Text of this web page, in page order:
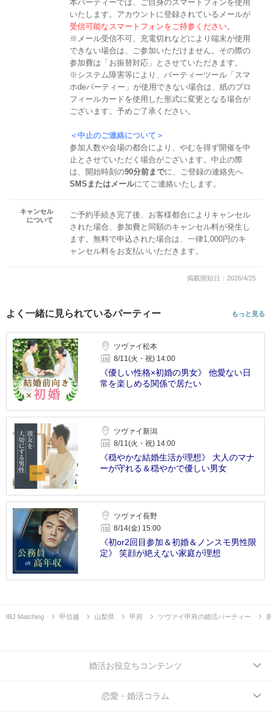
本パーティーでは、ご自身のスマートフォンを使用
いたします。アカウントに登録されているメールが
受信可能なスマートフォンをご持参ください。
※メール受信不可、充電切れなどにより端末が使用
できない場合は、ご参加いただけません。その際の
参加費は「お振替対応」とさせていただきます。
※システム障害等により、パーティーツール「スマ
ホdeパーティー」が使用できない場合は、紙のプロ
フィールカードを使用した形式に変更となる場合が
ございます。予めご了承ください。
＜中止のご連絡について＞
参加人数や会場の都合により、やむを得ず開催を中
止とさせていただく場合がございます。中止の際
は、開始時刻の90分前までに、ご登録の連絡先へ
SMSまたはメールにてご連絡いたします。
キャンセル
について
ご予約手続き完了後、お客様都合によりキャンセル
された場合、参加費と同額のキャンセル料が発生し
ます。無料で申込された場合は、一律1,000円のキ
ャンセル料をお支払いいただきます。
掲載開始日：2026/4/25
よく一緒に見られているパーティー もっと見る
ツヴァイ松本
8/11(火・祝) 14:00
《優しい性格×初婚の男女》 他愛ない日
常を楽しめる関係で居たい
ツヴァイ新潟
8/11(火・祝) 14:00
《穏やかな結婚生活が理想》 大人のマナ
ーが守れる＆穏やかで優しい男女
ツヴァイ長野
8/14(金) 15:00
《初or2回目参加＆初婚＆ノンスモ男性限
定》 笑顔が絶えない家庭が理想
IBJ Matching 甲信越 山梨県 甲府 ツヴァイ甲府の婚活パーティー
婚活お役立ちコンテンツ
恋愛・婚活コラム